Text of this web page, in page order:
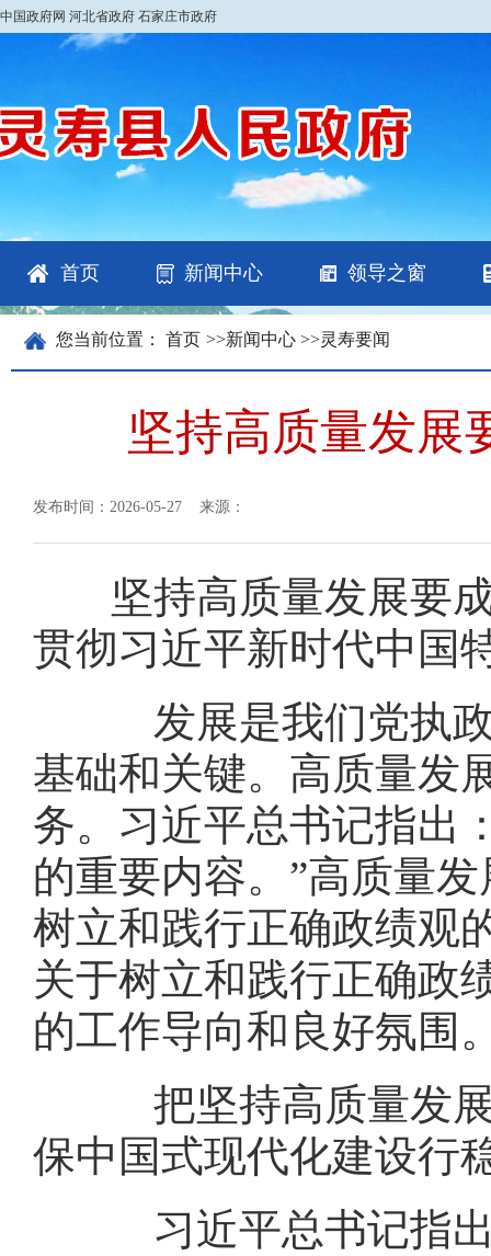
中国政府网 河北省政府 石家庄市政府
首页 新闻中心 领导之窗
您当前位置： 首页 >>新闻中心 >>灵寿要闻
坚持高质量发展
发布时间：2026-05-27 来源：
坚持高质量发展要
贯彻习近平新时代中国
发展是我们党执政
基础和关键。高质量发
务。习近平总书记指出
的重要内容。”高质量
树立和践行正确政绩观
关于树立和践行正确政
的工作导向和良好氛围
把坚持高质量发展
保中国式现代化建设行
习近平总书记指出